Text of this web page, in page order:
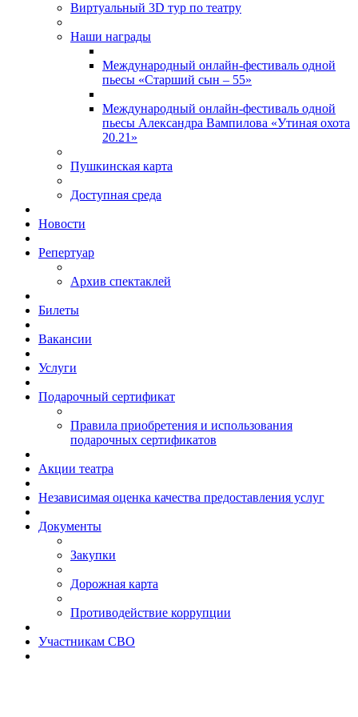
Виртуальный 3D тур по театру
Наши награды
Международный онлайн-фестиваль одной
пьесы «Старший сын – 55»
Международный онлайн-фестиваль одной
пьесы Александра Вампилова «Утиная охота
20.21»
Пушкинская карта
Доступная среда
Новости
Репертуар
Архив спектаклей
Билеты
Вакансии
Услуги
Подарочный сертификат
Правила приобретения и использования
подарочных сертификатов
Акции театра
Независимая оценка качества предоставления услуг
Документы
Закупки
Дорожная карта
Противодействие коррупции
Участникам СВО